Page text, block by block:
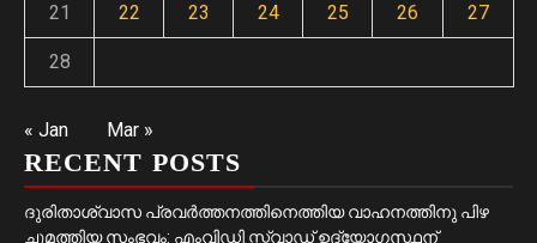
21 22 23 24 25 26 27
28
« Jan Mar »
RECENT POSTS
ദുരിതാശ്വാസ പ്രവർത്തനത്തിനെത്തിയ വാഹനത്തിനു പിഴ
ചുമത്തിയ സംഭവം: എംവിഡി സ്ക്വാഡ് ഉദ്യോഗസ്ഥന്